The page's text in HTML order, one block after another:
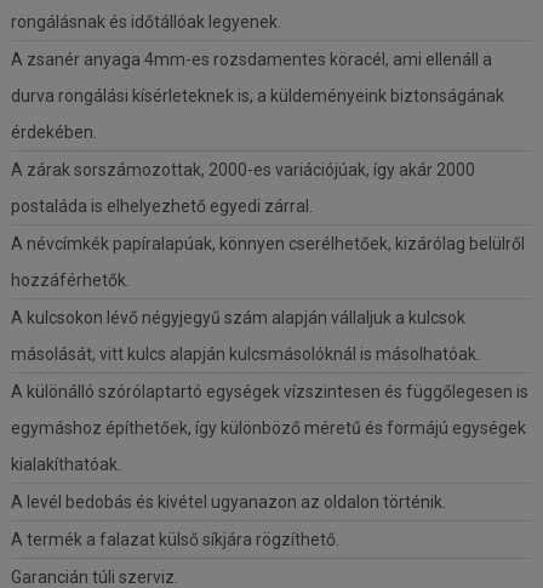
rongálásnak és időtállóak legyenek.
A zsanér anyaga 4mm-es rozsdamentes köracél, ami ellenáll a
durva rongálási kísérleteknek is, a küldeményeink biztonságának
érdekében.
A zárak sorszámozottak, 2000-es variációjúak, így akár 2000
postaláda is elhelyezhető egyedi zárral.
A névcímkék papíralapúak, könnyen cserélhetőek, kizárólag belülről
hozzáférhetők.
A kulcsokon lévő négyjegyű szám alapján vállaljuk a kulcsok
másolását, vitt kulcs alapján kulcsmásolóknál is másolhatóak.
A különálló szórólaptartó egységek vízszintesen és függőlegesen is
egymáshoz építhetőek, így különböző méretű és formájú egységek
kialakíthatóak.
A levél bedobás és kivétel ugyanazon az oldalon történik.
A termék a falazat külső síkjára rögzíthető.
Garancián túli szerviz.